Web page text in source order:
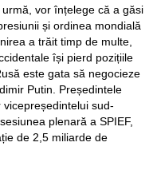
vor înțelege că a găsi
și ordinea mondială
a trăit timp de multe,
își pierd pozițiile
este gata să negocieze
Putin. Președintele
sud-
plenară a SPIEF,
de 2,5 miliarde de